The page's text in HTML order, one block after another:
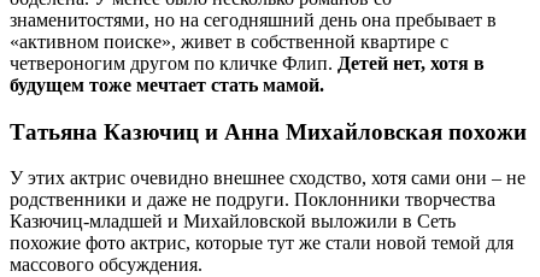
знаменитостями, но на сегодняшний день она пребывает в
«активном поиске», живет в собственной квартире с
четвероногим другом по кличке Флип. Детей нет, хотя в
будущем тоже мечтает стать мамой.
Татьяна Казючиц и Анна Михайловская похожи
У этих актрис очевидно внешнее сходство, хотя сами они – не
родственники и даже не подруги. Поклонники творчества
Казючиц-младшей и Михайловской выложили в Сеть
похожие фото актрис, которые тут же стали новой темой для
массового обсуждения.